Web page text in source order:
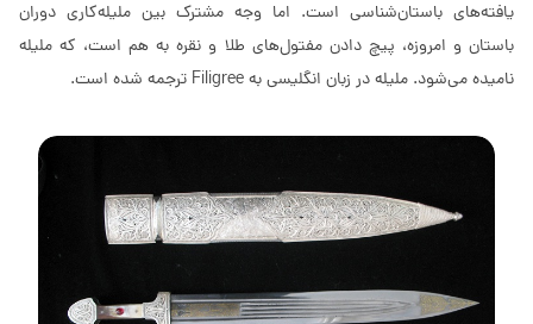
یافته‌های باستان‌شناسی است. اما وجه مشترک بین ملیله‌کاری دوران
باستان و امروزه، پیچ دادن مفتول‌های طلا و نقره به هم است، که ملیله
نامیده می‌شود. ملیله در زبان انگلیسی به Filigree ترجمه شده است.